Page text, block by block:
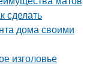
сделать
дома своими
изголовье